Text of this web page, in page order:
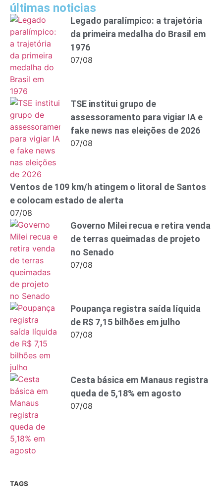
últimas noticias
Legado paralímpico: a trajetória
da primeira medalha do Brasil em
1976
07/08
TSE institui grupo de
assessoramento para vigiar IA e
fake news nas eleições de 2026
07/08
Ventos de 109 km/h atingem o litoral de Santos
e colocam estado de alerta
07/08
Governo Milei recua e retira venda
de terras queimadas de projeto
no Senado
07/08
Poupança registra saída líquida
de R$ 7,15 bilhões em julho
07/08
Cesta básica em Manaus registra
queda de 5,18% em agosto
07/08
TAGS